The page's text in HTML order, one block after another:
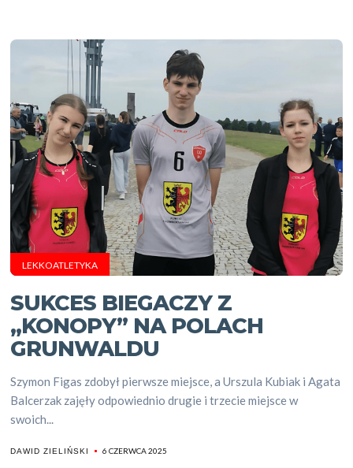
LEKKOATLETYKA
SUKCES BIEGACZY Z
„KONOPY” NA POLACH
GRUNWALDU
Szymon Figas zdobył pierwsze miejsce, a Urszula Kubiak i Agata
Balcerzak zajęły odpowiednio drugie i trzecie miejsce w
swoich...
DAWID ZIELIŃSKI 6 CZERWCA 2025